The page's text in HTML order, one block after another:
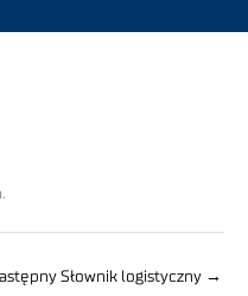
Słownik logistyczny →